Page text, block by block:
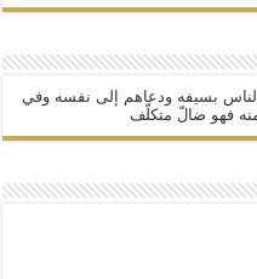
بسيفه ودعاهم إلى نفسه وفي
فهو ضالّ متكلّف